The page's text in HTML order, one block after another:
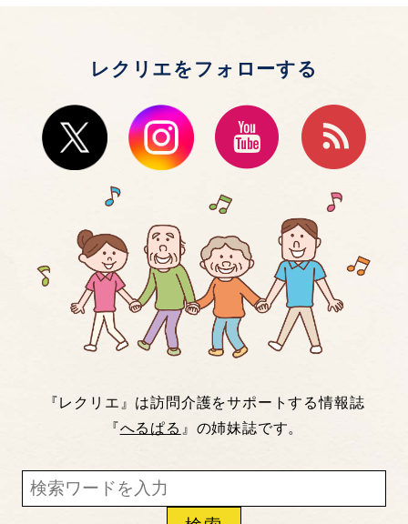
レクリエをフォローする
『レクリエ』は訪問介護をサポートする情報誌
『へるぱる 』の姉妹誌です。